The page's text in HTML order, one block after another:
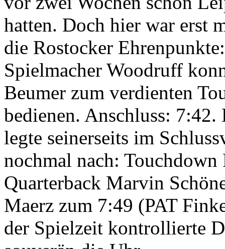
hatten. Doch hier war erst
die Rostocker
Spielmacher Woodruff
Beumer zum verdienten
bedienen. Anschluss: 7:42.
legte seinerseits im
nochmal nach: Touchdown
Quarterback Marvin
Maerz zum 7:49 (PAT
der Spielzeit kontrollierte